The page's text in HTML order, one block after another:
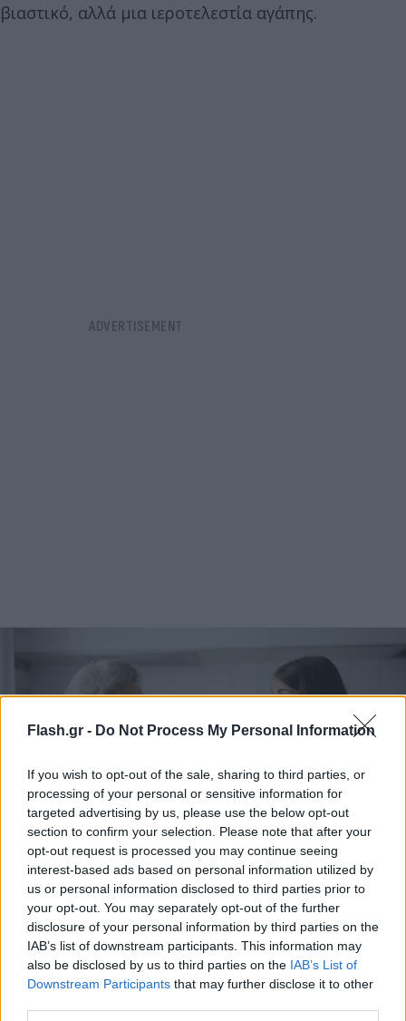
Flash.gr - Do Not Process My Personal Information
If you wish to opt-out of the sale, sharing to third parties, or
processing of your personal or sensitive information for
targeted advertising by us, please use the below opt-out
section to confirm your selection. Please note that after your
opt-out request is processed you may continue seeing
interest-based ads based on personal information utilized by
us or personal information disclosed to third parties prior to
your opt-out. You may separately opt-out of the further
disclosure of your personal information by third parties on the
IAB’s list of downstream participants. This information may
also be disclosed by us to third parties on the IAB’s List of
Downstream Participants that may further disclose it to other
βιαστικό, αλλά μια ιεροτελεστία αγάπης.
Pexels
Η δύναμη της μνήμης μέσα από τη γεύση
Λένε πως η γεύση και η όσφρηση είναι οι πιο